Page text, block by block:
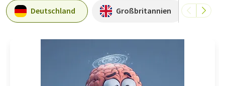
Deutschland Großbritannien